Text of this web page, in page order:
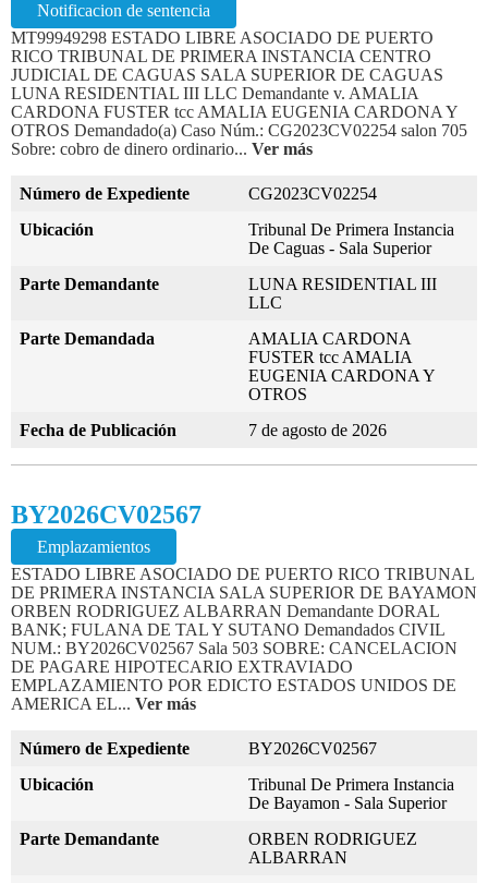
Notificacion de sentencia
MT99949298 ESTADO LIBRE ASOCIADO DE PUERTO
RICO TRIBUNAL DE PRIMERA INSTANCIA CENTRO
JUDICIAL DE CAGUAS SALA SUPERIOR DE CAGUAS
LUNA RESIDENTIAL III LLC Demandante v. AMALIA
CARDONA FUSTER tcc AMALIA EUGENIA CARDONA Y
OTROS Demandado(a) Caso Núm.: CG2023CV02254 salon 705
Sobre: cobro de dinero ordinario... Ver más
Número de Expediente
CG2023CV02254
Ubicación
Tribunal De Primera Instancia
De Caguas - Sala Superior
Parte Demandante
LUNA RESIDENTIAL III
LLC
Parte Demandada
AMALIA CARDONA
FUSTER tcc AMALIA
EUGENIA CARDONA Y
OTROS
Fecha de Publicación
7 de agosto de 2026
BY2026CV02567
Emplazamientos
ESTADO LIBRE ASOCIADO DE PUERTO RICO TRIBUNAL
DE PRIMERA INSTANCIA SALA SUPERIOR DE BAYAMON
ORBEN RODRIGUEZ ALBARRAN Demandante DORAL
BANK; FULANA DE TAL Y SUTANO Demandados CIVIL
NUM.: BY2026CV02567 Sala 503 SOBRE: CANCELACION
DE PAGARE HIPOTECARIO EXTRAVIADO
EMPLAZAMIENTO POR EDICTO ESTADOS UNIDOS DE
AMERICA EL... Ver más
Número de Expediente
BY2026CV02567
Ubicación
Tribunal De Primera Instancia
De Bayamon - Sala Superior
Parte Demandante
ORBEN RODRIGUEZ
ALBARRAN